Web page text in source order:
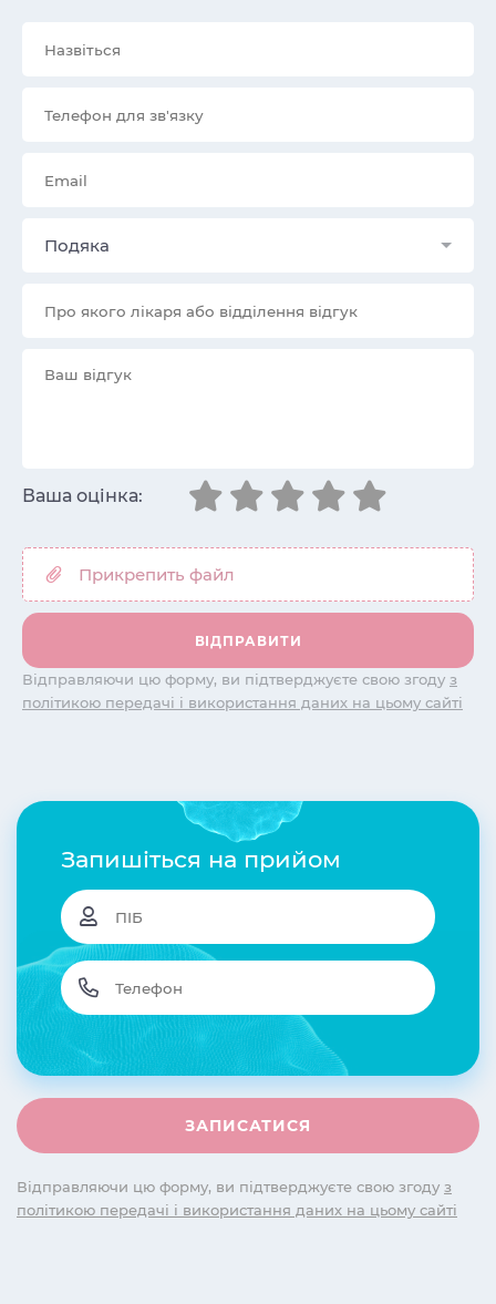
Подяка
Ваша оцінка:
Відправляючи цю форму, ви підтверджуєте свою згоду з
політикою передачі і використання даних на цьому сайті
Запишіться на прийом
Відправляючи цю форму, ви підтверджуєте свою згоду з
політикою передачі і використання даних на цьому сайті